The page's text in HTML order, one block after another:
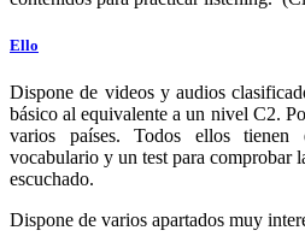
Ello
Dispone de videos y audios
básico al equivalente a un nivel C2.
varios países. Todos ellos
vocabulario y un test para comprobar
escuchado.
Dispone de varios apartados muy